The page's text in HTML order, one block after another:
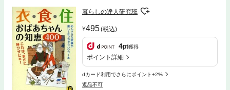
暮らしの達人研究班
495(税込)
4pt獲得
ポイント詳細
dカード利用でさらにポイント+2%
返品不可